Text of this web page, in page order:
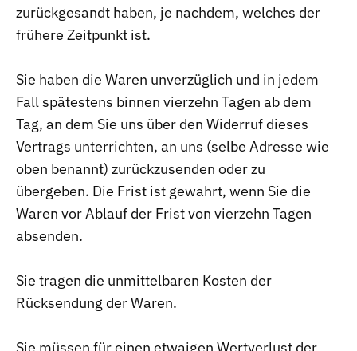
zurückgesandt haben, je nachdem, welches der
frühere Zeitpunkt ist.
Sie haben die Waren unverzüglich und in jedem
Fall spätestens binnen vierzehn Tagen ab dem
Tag, an dem Sie uns über den Widerruf dieses
Vertrags unterrichten, an uns (selbe Adresse wie
oben benannt) zurückzusenden oder zu
übergeben. Die Frist ist gewahrt, wenn Sie die
Waren vor Ablauf der Frist von vierzehn Tagen
absenden.
Sie tragen die unmittelbaren Kosten der
Rücksendung der Waren.
Sie müssen für einen etwaigen Wertverlust der